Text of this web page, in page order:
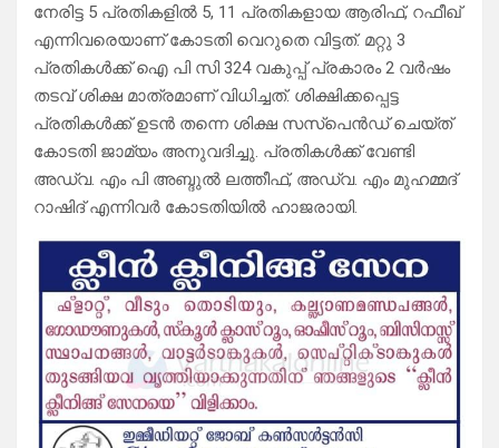
നേരിട്ട 5 പ്രതികളിൽ 5, 11 പ്രതികളായ ആരിഫ്, റഫീഖ്
എന്നിവരെയാണ് കോടതി വെറുതെ വിട്ടത്. മറ്റു 3
പ്രതികൾക്ക് ഐ പി സി 324 വകുപ്പ് പ്രകാരം 2 വർഷം
തടവ് ശിക്ഷ മാത്രമാണ് വിധിച്ചത്. ശിക്ഷിക്കപ്പെട്ട
പ്രതികൾക്ക് ഉടൻ തന്നെ ശിക്ഷ സസ്‌പെൻഡ് ചെയ്ത്
കോടതി ജാമ്യം അനുവദിച്ചു. പ്രതികൾക്ക് വേണ്ടി
അഡ്വ. എം പി അബ്ദുൽ ലത്തീഫ്, അഡ്വ. എം മുഹമ്മദ്
റാഷിദ് എന്നിവർ കോടതിയിൽ ഹാജരായി.